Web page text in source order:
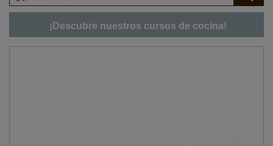
¡Descubre nuestros cursos de cocina!